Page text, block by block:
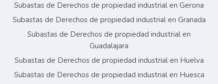
Subastas de Derechos de propiedad industrial en Gerona
Subastas de Derechos de propiedad industrial en Granada
Subastas de Derechos de propiedad industrial en
Guadalajara
Subastas de Derechos de propiedad industrial en Huelva
Subastas de Derechos de propiedad industrial en Huesca